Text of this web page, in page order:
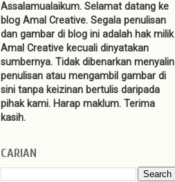
Assalamualaikum. Selamat datang ke
blog Amal Creative. Segala penulisan
dan gambar di blog ini adalah hak milik
Amal Creative kecuali dinyatakan
sumbernya. Tidak dibenarkan menyalin
penulisan atau mengambil gambar di
sini tanpa keizinan bertulis daripada
pihak kami. Harap maklum. Terima
kasih.
CARIAN